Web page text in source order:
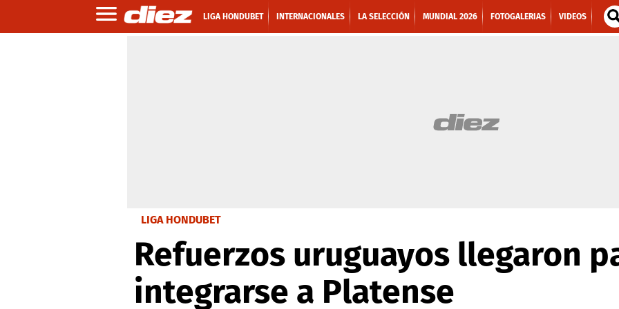
LIGA HONDUBET INTERNACIONALES LA SELECCIÓN MUNDIAL 2026 FOTOGALERIAS VIDEOS
LIGA HONDUBET
Refuerzos uruguayos llegaron
integrarse a Platense